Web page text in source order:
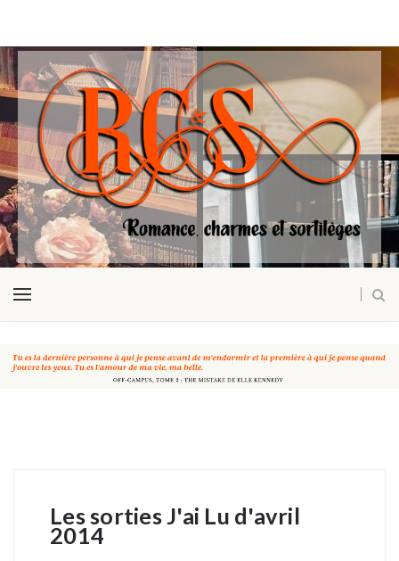
Les sorties J'ai Lu d'avril
2014